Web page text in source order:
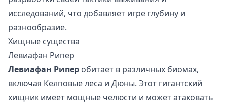
исследований, что добавляет игре глубину и
разнообразие.
Хищные существа
Левиафан Рипер
Левиафан Рипер обитает в различных биомах,
включая Келповые леса и Дюны. Этот гигантский
хищник имеет мощные челюсти и может атаковать